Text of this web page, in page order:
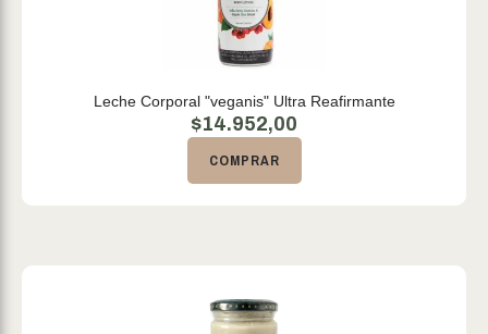
Leche Corporal "veganis" Ultra Reafirmante
$14.952,00
COMPRAR